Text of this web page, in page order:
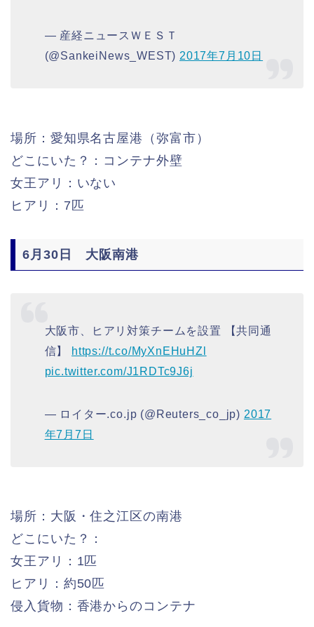
— 産経ニュースＷＥＳＴ
(@SankeiNews_WEST) 2017年7月10日
場所：愛知県名古屋港（弥富市）
どこにいた？：コンテナ外壁
女王アリ：いない
ヒアリ：7匹
6月30日 大阪南港
大阪市、ヒアリ対策チームを設置 【共同通
信】 https://t.co/MyXnEHuHZl
pic.twitter.com/J1RDTc9J6j
— ロイター.co.jp (@Reuters_co_jp) 2017
年7月7日
場所：大阪・住之江区の南港
どこにいた？：
女王アリ：1匹
ヒアリ：約50匹
侵入貨物：香港からのコンテナ